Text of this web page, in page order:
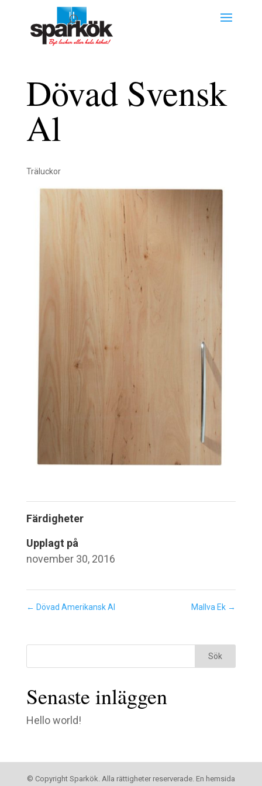
Dövad Svensk
Al
Träluckor
Färdigheter
Upplagt på
november 30, 2016
← Dövad Amerikansk Al Mallva Ek →
Senaste inläggen
Hello world!
© Copyright Sparkök. Alla rättigheter reserverade. En hemsida